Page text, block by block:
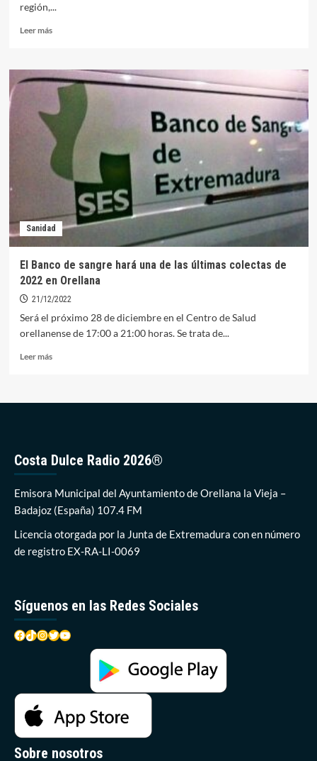
región,...
Leer másLeer
El
Banco
de
Sangre
Extremadura
hace
llamamiento
Sanidad
El Banco de sangre hará una de las últimas colectas de
2022 en Orellana
21/12/2022
Será el próximo 28 de diciembre en el Centro de Salud
orellanense de 17:00 a 21:00 horas. Se trata de...
Leer másLeer
una
de
las
colectas
en
Costa Dulce Radio 2026®
Emisora Municipal del Ayuntamiento de Orellana la Vieja –
Badajoz (España) 107.4 FM
Licencia otorgada por la Junta de Extremadura con en número
de registro EX-RA-LI-0069
Síguenos en las Redes Sociales
Facebook
TikTok
Instagram
Twitter
YouTube
Sobre nosotros